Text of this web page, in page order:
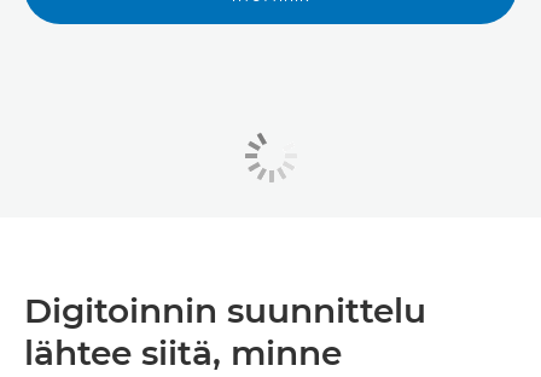
Digitoinnin suunnittelu
lähtee siitä, minne